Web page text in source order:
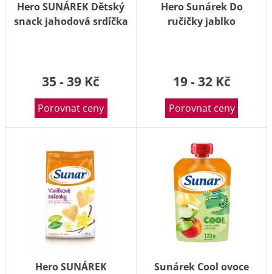
Hero SUNÁREK Dětský
snack jahodová srdíčka
35 - 39 Kč
Porovnat ceny
Hero Sunárek Do
ručičky jablko
19 - 32 Kč
Porovnat ceny
Hero SUNÁREK
Sunárek Cool ovoce